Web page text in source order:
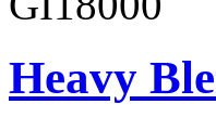
Heavy